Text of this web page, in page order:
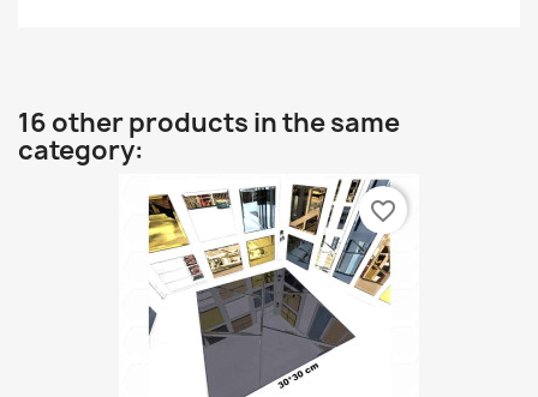
16 other products in the same
category:
favorite_border